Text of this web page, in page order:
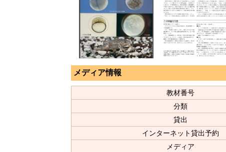
メディア情報
教材番号
分類
貸出
インターネット貸出予約
メディア